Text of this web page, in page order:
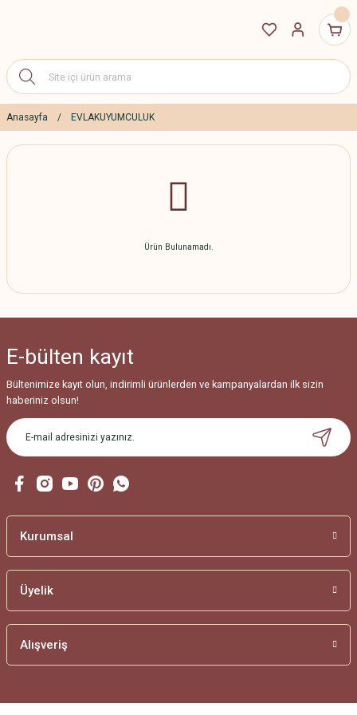
Anasayfa EVLAKUYUMCULUK
Ürün Bulunamadı.
E-bülten kayıt
Bültenimize kayıt olun, indirimli ürünlerden ve kampanyalardan ilk sizin
haberiniz olsun!
Kurumsal
Üyelik
Alışveriş